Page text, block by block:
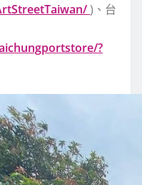
)、台
?